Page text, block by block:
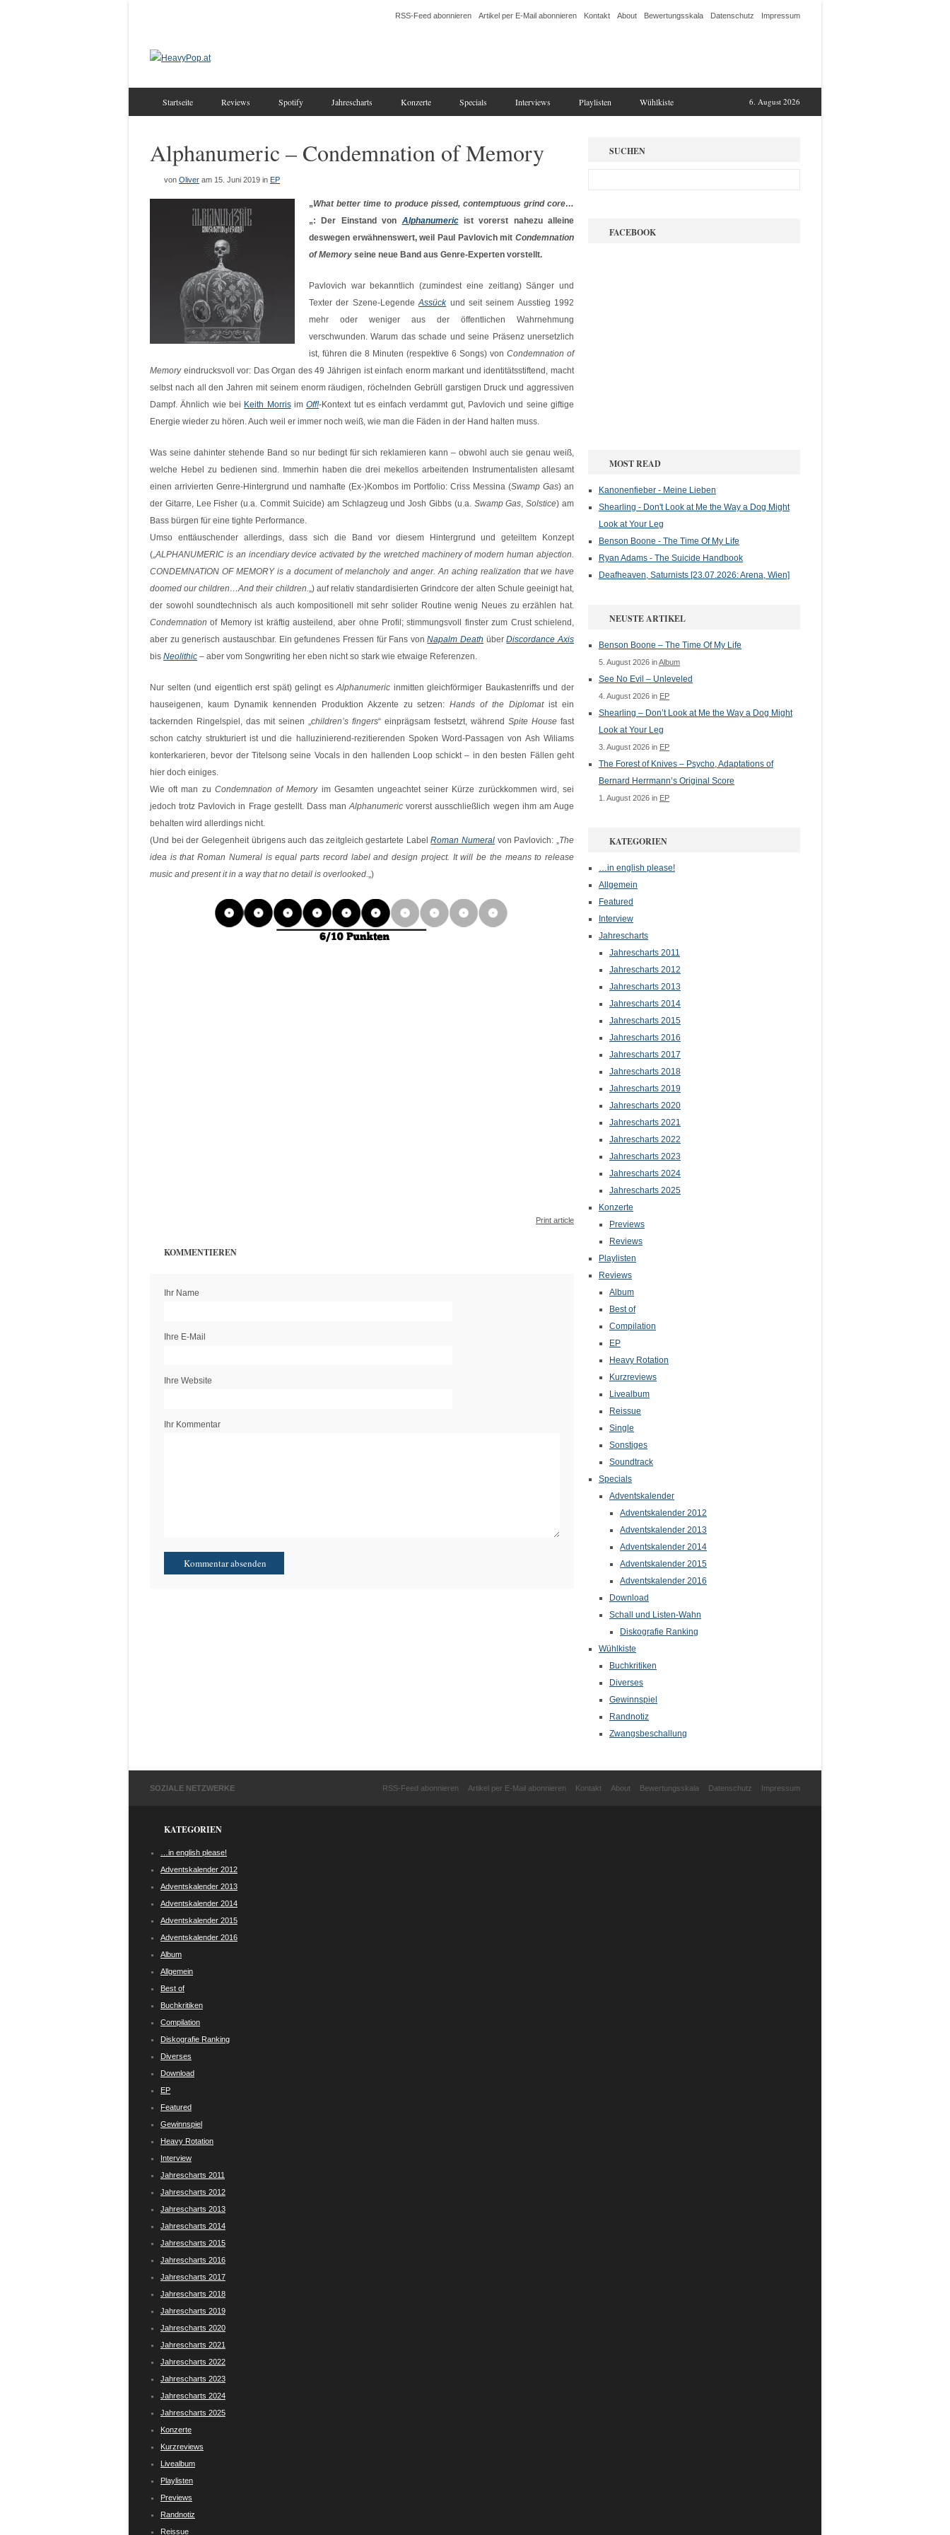
RSS-Feed abonnieren Artikel per E-Mail abonnieren Kontakt About Bewertungsskala Datenschutz Impressum
6. August 2026
Startseite Reviews Spotify Jahrescharts Konzerte Specials Interviews Playlisten Wühlkiste
Alphanumeric – Condemnation of Memory
von Oliver am 15. Juni 2019 in EP
„What better time to produce pissed, contemptuous grind core…
„: Der Einstand von Alphanumericist vorerst nahezu alleine
deswegen erwähnenswert, weil Paul Pavlovich mit Condemnation
of Memory seine neue Band aus Genre-Experten vorstellt.
Pavlovich war bekanntlich (zumindest eine zeitlang) Sänger und
Texter der Szene-LegendeAssückund seit seinem Ausstieg 1992
mehr oder weniger aus der öffentlichen Wahrnehmung
verschwunden. Warum das schade und seine Präsenz unersetzlich
ist, führen die 8 Minuten (respektive 6 Songs) von Condemnation of
Memoryeindrucksvoll vor: Das Organ des 49 Jährigen ist einfach enorm markant und identitätsstiftend, macht
selbst nach all den Jahren mit seinem enorm räudigen, röchelnden Gebrüll garstigen Druck und aggressiven
Dampf. Ähnlich wie bei Keith MorrisimOff!-Kontext tut es einfach verdammt gut, Pavlovich und seine giftige
Energie wieder zu hören. Auch weil er immer noch weiß, wie man die Fäden in der Hand halten muss.
Was seine dahinter stehende Band so nur bedingt für sich reklamieren kann – obwohl auch sie genau weiß,
welche Hebel zu bedienen sind. Immerhin haben die drei mekellos arbeitenden Instrumentalisten allesamt
einen arrivierten Genre-Hintergrund und namhafte (Ex-)Kombos im Portfolio: Criss Messina (Swamp Gas) an
der Gitarre, Lee Fisher (u.a. Commit Suicide) am Schlagzeug und Josh Gibbs (u.a. Swamp Gas,Solstice) am
Bass bürgen für eine tighte Performance.
Umso enttäuschender allerdings, dass sich die Band vor diesem Hintergrund und geteiltem Konzept
(„ALPHANUMERIC is an incendiary device activated by the wretched machinery of modern human abjection.
CONDEMNATION OF MEMORY is a document of melancholy and anger. An aching realization that we have
doomed our children…And their children.„) auf relativ standardisierten Grindcore der alten Schule geeinigt hat,
der sowohl soundtechnisch als auch kompositionell mit sehr solider Routine wenig Neues zu erzählen hat.
Condemnation of Memory ist kräftig austeilend, aber ohne Profil; stimmungsvoll finster zum Crust schielend,
aber zu generisch austauschbar. Ein gefundenes Fressen für Fans vonNapalm Death überDiscordance Axis
bis Neolithic – aber vom Songwriting her eben nicht so stark wie etwaige Referenzen.
Nur selten (und eigentlich erst spät) gelingt esAlphanumeric inmitten gleichförmiger Baukastenriffs und der
hauseigenen, kaum Dynamik kennenden Produktion Akzente zu setzen:Hands of the Diplomatist ein
tackernden Ringelspiel, das mit seinen „children’s fingers“ einprägsam festsetzt, während Spite House fast
schon catchy strukturiert ist und die halluzinierend-rezitierenden Spoken Word-Passagen von Ash Wiliams
konterkarieren, bevor der Titelsong seine Vocals in den hallenden Loop schickt – in den besten Fällen geht
hier doch einiges.
Wie oft man zu Condemnation of Memoryim Gesamten ungeachtet seiner Kürze zurückkommen wird, sei
jedoch trotz Pavlovich in Frage gestellt. Dass manAlphanumeric vorerst ausschließlich wegen ihm am Auge
behalten wird allerdings nicht.
(Und bei der Gelegenheit übrigens auch das zeitgleich gestartete LabelRoman Numeral von Pavlovich: „The
idea is that Roman Numeral is equal parts record label and design project. It will be the means to release
music and present it in a way that no detail is overlooked.„)
Print article
KOMMENTIEREN
Ihr Name
Ihre E-Mail
Ihre Website
Ihr Kommentar
SUCHEN
FACEBOOK
MOST READ
Kanonenfieber - Meine Lieben
Shearling - Don't Look at Me the Way a Dog Might
Look at Your Leg
Benson Boone - The Time Of My Life
Ryan Adams - The Suicide Handbook
Deafheaven, Saturnists [23.07.2026: Arena, Wien]
NEUSTE ARTIKEL
Benson Boone – The Time Of My Life
5. August 2026 inAlbum
See No Evil – Unleveled
4. August 2026 in EP
Shearling – Don’t Look at Me the Way a Dog Might
Look at Your Leg
3. August 2026 in EP
The Forest of Knives – Psycho, Adaptations of
Bernard Herrmann’s Original Score
1. August 2026 in EP
KATEGORIEN
…in english please!
Allgemein
Featured
Interview
Jahrescharts
Jahrescharts 2011
Jahrescharts 2012
Jahrescharts 2013
Jahrescharts 2014
Jahrescharts 2015
Jahrescharts 2016
Jahrescharts 2017
Jahrescharts 2018
Jahrescharts 2019
Jahrescharts 2020
Jahrescharts 2021
Jahrescharts 2022
Jahrescharts 2023
Jahrescharts 2024
Jahrescharts 2025
Konzerte
Previews
Reviews
Playlisten
Reviews
Album
Best of
Compilation
EP
Heavy Rotation
Kurzreviews
Livealbum
Reissue
Single
Sonstiges
Soundtrack
Specials
Adventskalender
Adventskalender 2012
Adventskalender 2013
Adventskalender 2014
Adventskalender 2015
Adventskalender 2016
Download
Schall und Listen-Wahn
Diskografie Ranking
Wühlkiste
Buchkritiken
Diverses
Gewinnspiel
Randnotiz
Zwangsbeschallung
SOZIALE NETZWERKE RSS-Feed abonnieren Artikel per E-Mail abonnieren Kontakt About Bewertungsskala Datenschutz Impressum
KATEGORIEN
…in english please!
Adventskalender 2012
Adventskalender 2013
Adventskalender 2014
Adventskalender 2015
Adventskalender 2016
Album
Allgemein
Best of
Buchkritiken
Compilation
Diskografie Ranking
Diverses
Download
EP
Featured
Gewinnspiel
Heavy Rotation
Interview
Jahrescharts 2011
Jahrescharts 2012
Jahrescharts 2013
Jahrescharts 2014
Jahrescharts 2015
Jahrescharts 2016
Jahrescharts 2017
Jahrescharts 2018
Jahrescharts 2019
Jahrescharts 2020
Jahrescharts 2021
Jahrescharts 2022
Jahrescharts 2023
Jahrescharts 2024
Jahrescharts 2025
Konzerte
Kurzreviews
Livealbum
Playlisten
Previews
Randnotiz
Reissue